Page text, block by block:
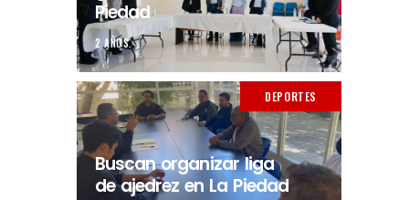
Piedad
2 AÑOS.
DEPORTES
Buscan organizar liga
de ajedrez en La Piedad